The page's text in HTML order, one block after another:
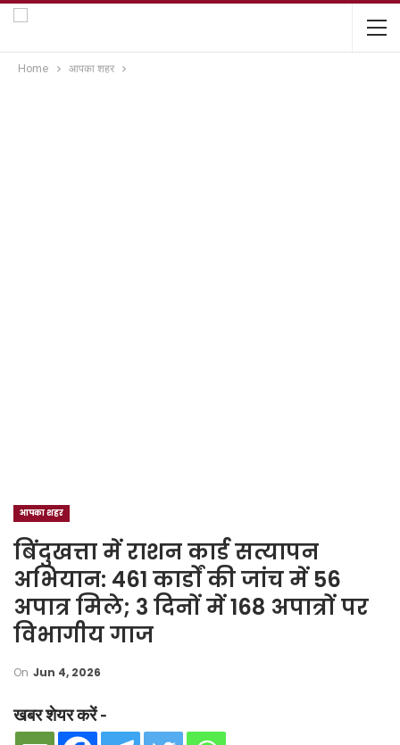
Home आपका शहर
आपका शहर
बिंदुखत्ता में राशन कार्ड सत्यापन
अभियान: 461 कार्डों की जांच में 56
अपात्र मिले; 3 दिनों में 168 अपात्रों पर
विभागीय गाज
On Jun 4, 2026
खबर शेयर करें -